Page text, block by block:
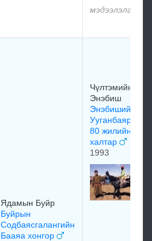
мэдээлэлгүй
Ядамын Буйр
Буйрын
Содбаясгалангийн
Бааяа хонгор
Чүлтэмийн
Энэбиш
Энэбишийн
Ууганбаярын
80 жилийн
халтар
1993